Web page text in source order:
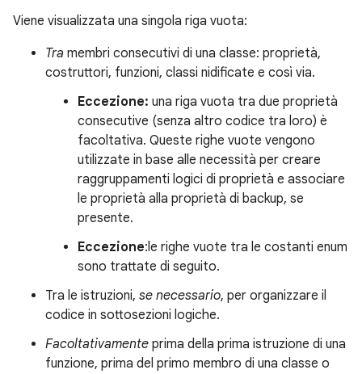
Viene visualizzata una singola riga vuota:
Tra membri consecutivi di una classe: proprietà,
costruttori, funzioni, classi nidificate e così via.
Eccezione: una riga vuota tra due proprietà
consecutive (senza altro codice tra loro) è
facoltativa. Queste righe vuote vengono
utilizzate in base alle necessità per creare
raggruppamenti logici di proprietà e associare
le proprietà alla proprietà di backup, se
presente.
Eccezione:le righe vuote tra le costanti enum
sono trattate di seguito.
Tra le istruzioni, se necessario, per organizzare il
codice in sottosezioni logiche.
Facoltativamente prima della prima istruzione di una
funzione, prima del primo membro di una classe o